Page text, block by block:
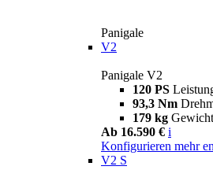
Panigale
V2
Panigale V2
120 PS
93,3 Nm
179 kg
Ab 16.590 € i
Konfigurieren mehr
V2 S